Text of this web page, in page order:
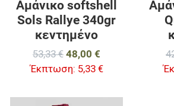
Αμάνικο softshell
Sols Rallye 340gr
κεντημένο
53,33 € 48,00 €
Έκπτωση: 5,33 €